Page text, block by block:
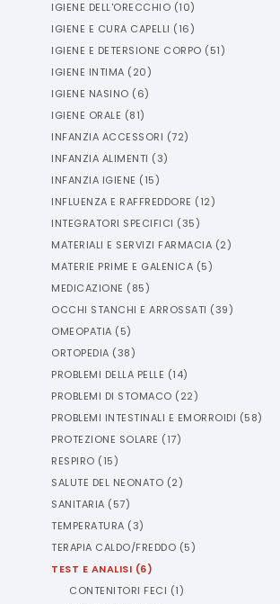
IGIENE DELL'ORECCHIO (10)
IGIENE E CURA CAPELLI (16)
IGIENE E DETERSIONE CORPO (51)
IGIENE INTIMA (20)
IGIENE NASINO (6)
IGIENE ORALE (81)
INFANZIA ACCESSORI (72)
INFANZIA ALIMENTI (3)
INFANZIA IGIENE (15)
INFLUENZA E RAFFREDDORE (12)
INTEGRATORI SPECIFICI (35)
MATERIALI E SERVIZI FARMACIA (2)
MATERIE PRIME E GALENICA (5)
MEDICAZIONE (85)
OCCHI STANCHI E ARROSSATI (39)
OMEOPATIA (5)
ORTOPEDIA (38)
PROBLEMI DELLA PELLE (14)
PROBLEMI DI STOMACO (22)
PROBLEMI INTESTINALI E EMORROIDI (58)
PROTEZIONE SOLARE (17)
RESPIRO (15)
SALUTE DEL NEONATO (2)
SANITARIA (57)
TEMPERATURA (3)
TERAPIA CALDO/FREDDO (5)
TEST E ANALISI (6)
CONTENITORI FECI (1)